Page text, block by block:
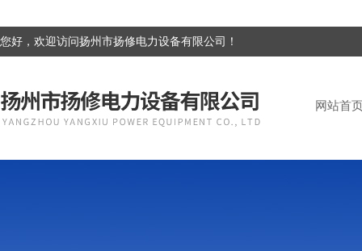
您好，欢迎访问扬州市扬修电力设备有限公司！
网站首